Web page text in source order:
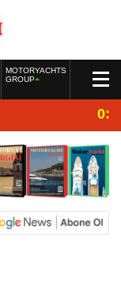
MOTORYACHTS
GROUP